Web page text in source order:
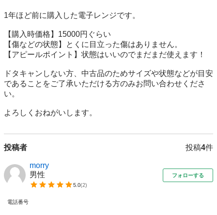
1年ほど前に購入した電子レンジです。
【購入時価格】15000円ぐらい
【傷などの状態】とくに目立った傷はありません。
【アピールポイント】状態はいいのでまだまだ使えます！
ドタキャンしない方、中古品のためサイズや状態などが目安
であることをご了承いただける方のみお問い合わせくださ
い。
よろしくおねがいします。
投稿者 投稿4件
morry
男性
5.0(2)
フォローする
電話番号